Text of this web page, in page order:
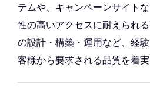
テムや、キャンペーンサイト
性の高いアクセスに耐えられ
の設計・構築・運用など、経
客様から要求される品質を着実